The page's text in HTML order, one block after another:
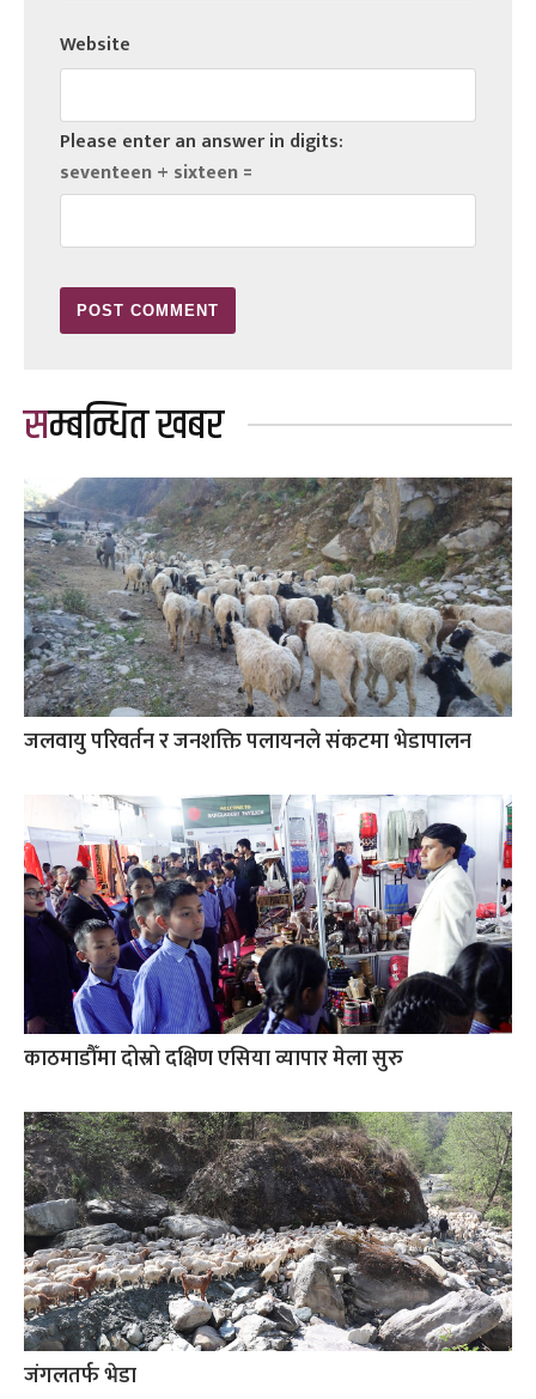
Website
Please enter an answer in digits:
seventeen + sixteen =
सम्बन्धित खबर
जलवायु परिवर्तन र जनशक्ति पलायनले संकटमा भेडापालन
काठमाडौँमा दोस्रो दक्षिण एसिया व्यापार मेला सुरु
जंगलतर्फ भेडा